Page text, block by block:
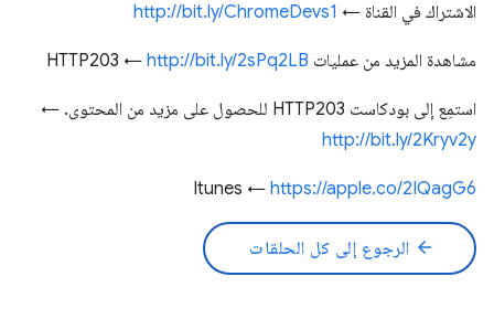
الاشتراك في القناة ← http://bit.ly/ChromeDevs1
مشاهدة المزيد من عمليات HTTP203 ← http://bit.ly/2sPq2LB
استمِع إلى بودكاست HTTP203 للحصول على مزيد من المحتوى. ←
http://bit.ly/2Kryv2y
Itunes ← https://apple.co/2IQagG6
arrow_back الرجوع إلى كل الحلقات